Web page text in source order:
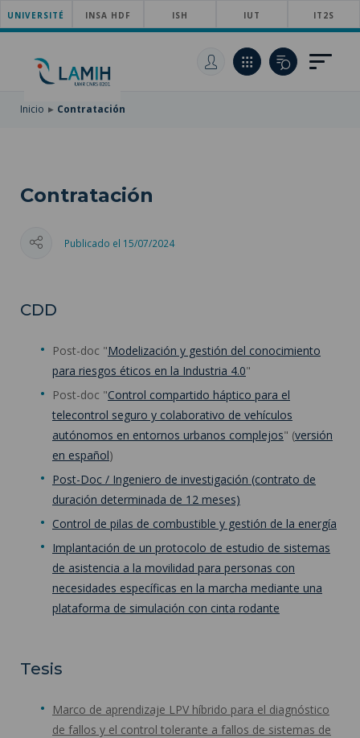
SKIP
TO
NAVIGATION
PASAR
CONTENIDO
PRINCIPAL
SKIP
UNIVERSITÉ INSA HDF ISH IUT IT2S
Inicio Contratación
Contratación
Publicado el 15/07/2024
CDD
Post-doc "Modelización y gestión del conocimiento
para riesgos éticos en la Industria 4.0"
Post-doc "Control compartido háptico para el
telecontrol seguro y colaborativo de vehículos
autónomos en entornos urbanos complejos" (versión
en español)
Post-Doc / Ingeniero de investigación (contrato de
duración determinada de 12 meses)
Control de pilas de combustible y gestión de la energía
Implantación de un protocolo de estudio de sistemas
de asistencia a la movilidad para personas con
necesidades específicas en la marcha mediante una
plataforma de simulación con cinta rodante
Tesis
Marco de aprendizaje LPV híbrido para el diagnóstico
de fallos y el control tolerante a fallos de sistemas de